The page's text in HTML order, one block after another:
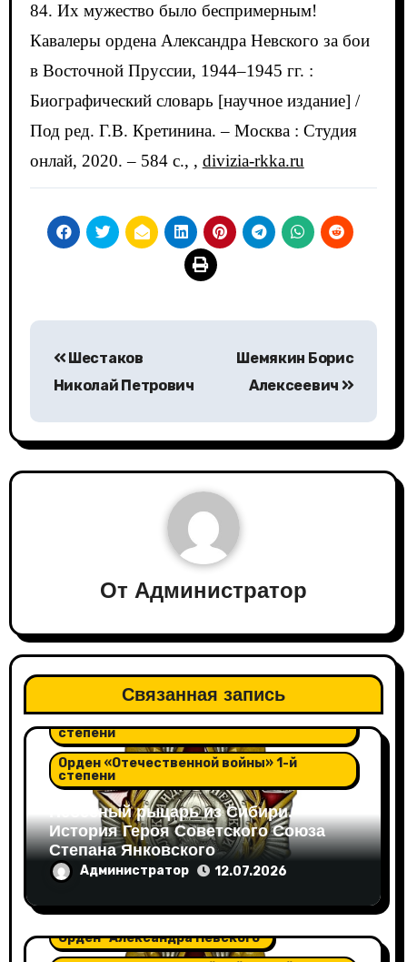
84. Их мужество было беспримерным!
Кавалеры ордена Александра Невского за бои
в Восточной Пруссии, 1944–1945 гг. :
Биографический словарь [научное издание] /
Под ред. Г.В. Кретинина. – Москва : Студия
онлай, 2020. – 584 c., , divizia-rkka.ru
по
записям
Шестаков
Николай Петрович
Шемякин Борис
Алексеевич
От Администратор
Связанная запись
Орден "Александра Невского"
степени
Орден «Отечественной войны» 1-й
степени
Небесный рыцарь из Сибири.
История Героя Советского Союза
Степана Янковского
Администратор 12.07.2026
Орден "Александра Невского"